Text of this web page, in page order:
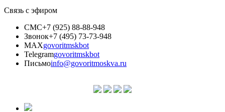
Связь с эфиром
СМС+7 (925) 88-88-948
Звонок+7 (495) 73-73-948
MAXgovoritmskbot
Telegramgovoritmskbot
Письмоinfo@govoritmoskva.ru